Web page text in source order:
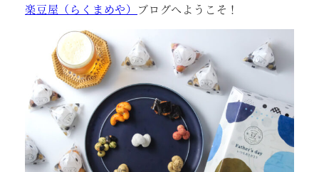
楽豆屋（らくまめや） ブログへようこそ！